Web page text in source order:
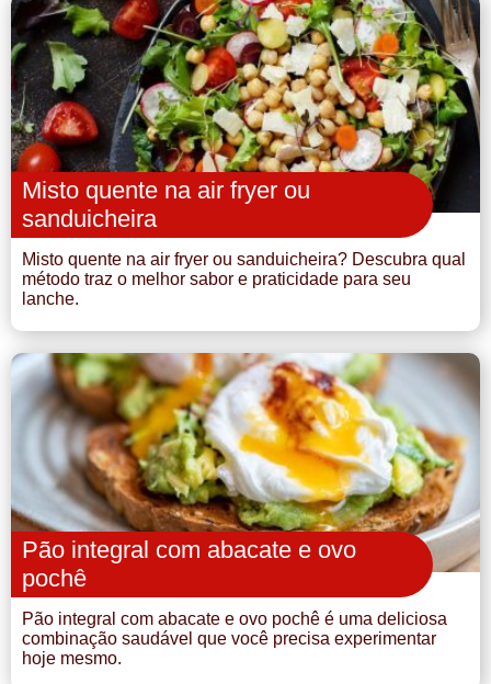
Misto quente na air fryer ou
sanduicheira
Misto quente na air fryer ou sanduicheira? Descubra qual
método traz o melhor sabor e praticidade para seu
lanche.
Pão integral com abacate e ovo
pochê
Pão integral com abacate e ovo pochê é uma deliciosa
combinação saudável que você precisa experimentar
hoje mesmo.